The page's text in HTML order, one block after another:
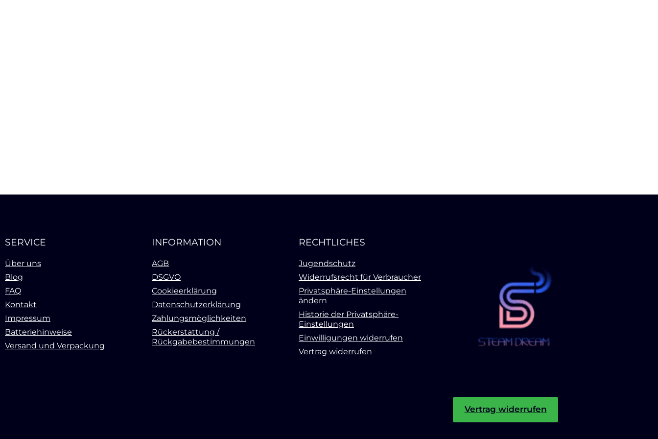
SERVICE
Über uns
Blog
FAQ
Kontakt
Impressum
Batteriehinweise
Versand und Verpackung
INFORMATION
AGB
DSGVO
Cookieerklärung
Datenschutzerklärung
Zahlungsmöglichkeiten
Rückerstattung /
Rückgabebestimmungen
RECHTLICHES
Jugendschutz
Widerrufsrecht für Verbraucher
Privatsphäre-Einstellungen
ändern
Historie der Privatsphäre-
Einstellungen
Einwilligungen widerrufen
Vertrag widerrufen
Vertrag widerrufen